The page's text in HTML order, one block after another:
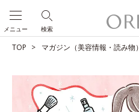
検索
メニュー
TOP マガジン（美容情報・読み物）